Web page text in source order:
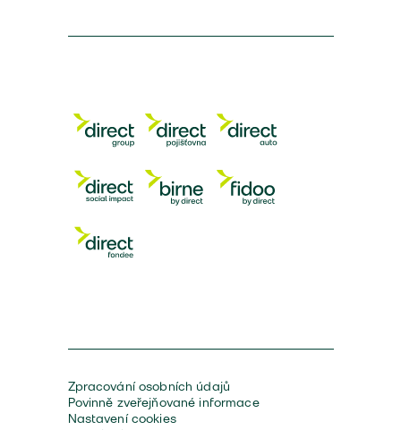
Zpracování osobních údajů
Povinně zveřejňované informace
Nastavení cookies